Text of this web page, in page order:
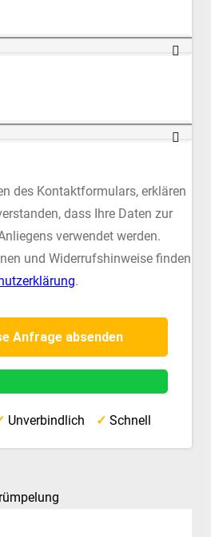
des Kontaktformulars, erklären
dass Ihre Daten zur
verwendet werden.
und Widerrufshinweise finden
.
Unverbindlich ✓ Schnell